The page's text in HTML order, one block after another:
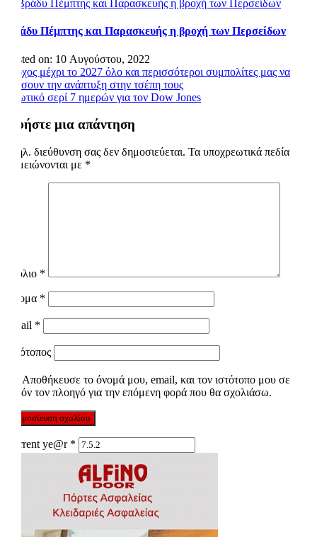
Βράδυ Πέμπτης και Παρασκευής η βροχή των Περσείδων
Posted on: 10 Αυγούστου, 2022
Πλοήγηση
άρθρων
Στόχος μέχρι το 2027 όλο και περισσότεροι συμπολίτες μας να
νιώσουν την ανάπτυξη στην τσέπη τους
Πτωτικό σερί 7 ημερών για τον Dow Jones
Αφήστε μια απάντηση
Η ηλ. διεύθυνση σας δεν δημοσιεύεται. Τα υποχρεωτικά πεδία
σημειώνονται με *
Σχόλιο *
Όνομα *
Email *
Ιστότοπος
Αποθήκευσε το όνομά μου, email, και τον ιστότοπο μου σε
αυτόν τον πλοηγό για την επόμενη φορά που θα σχολιάσω.
Current ye@r *